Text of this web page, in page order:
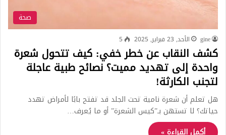
صحة
gine الأحد, 23 فبراير, 2025 5
كشف النقاب عن خطر خفي: كيف تتحول شعرة
واحدة إلى تهديد مميت؟ نصائح طبية عاجلة
لتجنب الكارثة!
هل تعلم أن شعرة نامية تحت الجلد قد تفتح بابًا لأمراض تهدد
حياتك؟ لا تستهن بـ”كيس الشعرة” أو ما يُعرف…
أكمل القراءة »